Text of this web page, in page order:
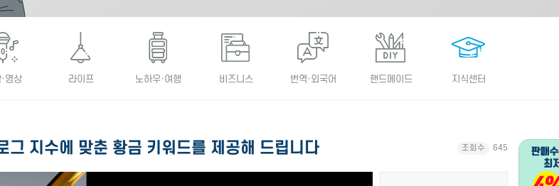
영상 라이프 노하우·여행 비즈니스 번역·외국어 핸드메이드 지식센터
그 지수에 맞춘 황금 키워드를 제공해 드립니다 조회수 645